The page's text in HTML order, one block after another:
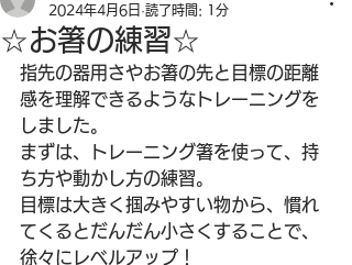
☆お箸の練習☆
2024年4月6日 読了時間: 1分
指先の器用さやお箸の先と目標の距離
感を理解できるようなトレーニングを
しました。
まずは、トレーニング箸を使って、持
ち方や動かし方の練習。
目標は大きく掴みやすい物から、慣れ
てくるとだんだん小さくすることで、
徐々にレベルアップ！